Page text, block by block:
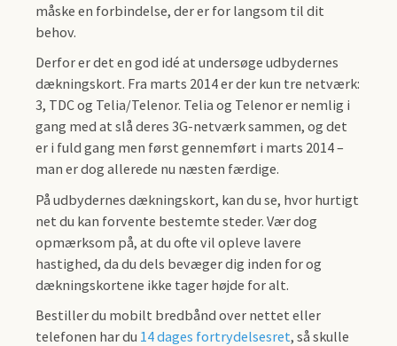
måske en forbindelse, der er for langsom til dit
behov.
Derfor er det en god idé at undersøge udbydernes
dækningskort. Fra marts 2014 er der kun tre netværk:
3, TDC og Telia/Telenor. Telia og Telenor er nemlig i
gang med at slå deres 3G-netværk sammen, og det
er i fuld gang men først gennemført i marts 2014 –
man er dog allerede nu næsten færdige.
På udbydernes dækningskort, kan du se, hvor hurtigt
net du kan forvente bestemte steder. Vær dog
opmærksom på, at du ofte vil opleve lavere
hastighed, da du dels bevæger dig inden for og
dækningskortene ikke tager højde for alt.
Bestiller du mobilt bredbånd over nettet eller
telefonen har du 14 dages fortrydelsesret, så skulle